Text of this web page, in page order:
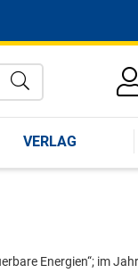
VERLAG
Energien“; im